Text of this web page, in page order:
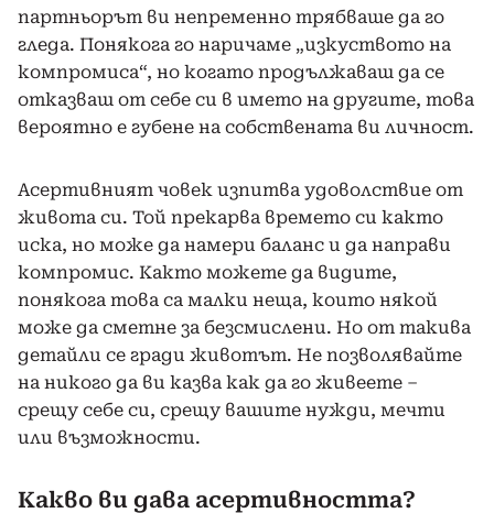
партньорът ви непременно трябваше да го
гледа. Понякога го наричаме „изкуството на
компромиса“, но когато продължаваш да се
отказваш от себе си в името на другите, това
вероятно е губене на собствената ви личност.
Асертивният човек изпитва удоволствие от
живота си. Той прекарва времето си както
иска, но може да намери баланс и да направи
компромис. Както можете да видите,
понякога това са малки неща, които някой
може да сметне за безсмислени. Но от такива
детайли се гради животът. Не позволявайте
на никого да ви казва как да го живеете –
срещу себе си, срещу вашите нужди, мечти
или възможности.
Какво ви дава асертивността?